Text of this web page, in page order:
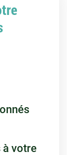
votre